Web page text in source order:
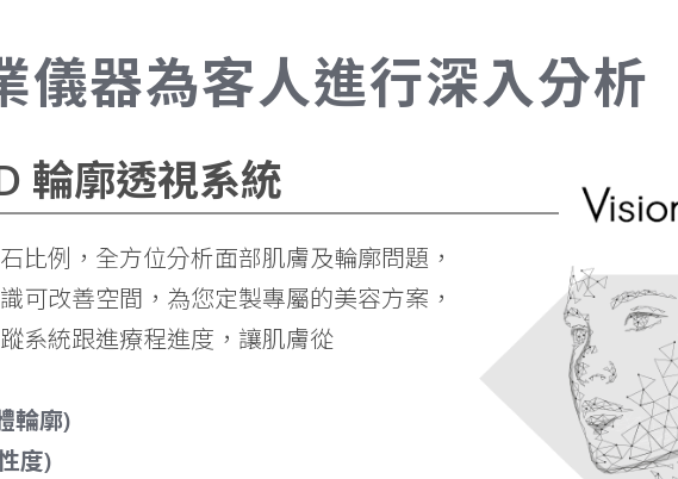
儀器為客人進行深入分析
輪廓透視系統
比例，全方位分析面部肌膚及輪廓問題，
可改善空間，為您定製專屬的美容方案，
系統跟進療程進度，讓肌膚從
輪廓)
度)